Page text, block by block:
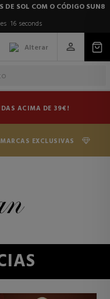
DE SOL COM O CÓDIGO SUN8
16 seconds
Alterar
ACIMA DE 39€!
EXCLUSIVAS